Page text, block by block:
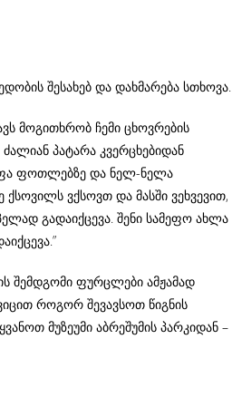
შესახებ და დახმარება სთხოვა.
მოგითხრობ ჩემი ცხოვრების
ძალიან პატარა კვერცხებიდან
ფოთლებზე და ნელ-ნელა
ვქსოვთ და მასში ვეხვევით,
გადაიქცევა. შენი სამეფო ახლა
შემდგომი ფურცლები ამჟამად
როგორ შევავსოთ წიგნის
მუზეუმი აბრეშუმის პარკიდან –